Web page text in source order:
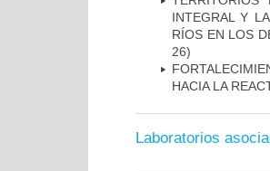
INTEGRAL Y
RÍOS EN LOS
26)
HACIA LA
Laboratorios